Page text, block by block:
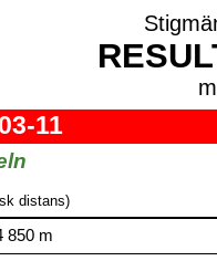
11
distans)
850 m